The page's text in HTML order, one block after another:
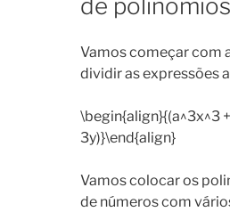
de
Vamos começar com
dividir as expressões
\begin{align}{(a^3x^3
3y)}\end{align}
Vamos colocar os
de números com